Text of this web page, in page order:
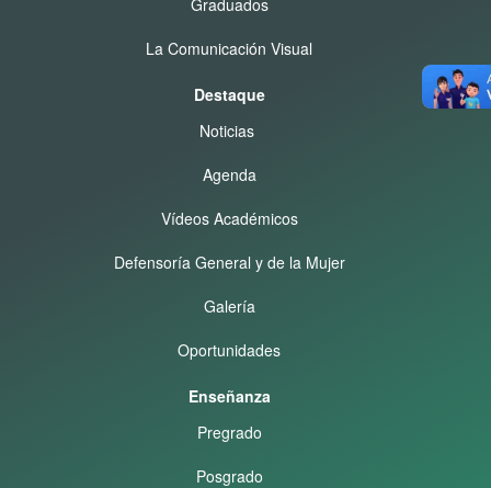
La Comunicación Visual
Destaque
Noticias
Agenda
Vídeos Académicos
Defensoría General y de la Mujer
Galería
Oportunidades
Enseñanza
Pregrado
Posgrado